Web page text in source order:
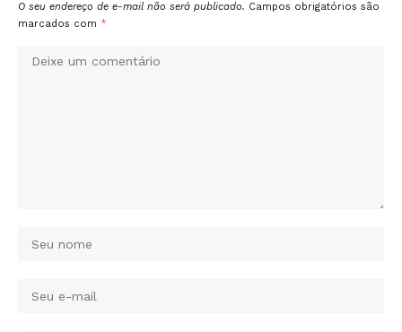
O seu endereço de e-mail não será publicado. Campos obrigatórios são
marcados com *